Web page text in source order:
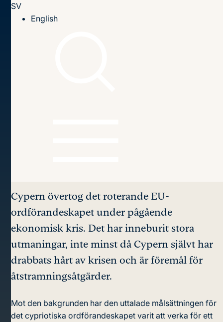
SV
English
Cypern övertog det roterande EU-
ordförandeskapet under pågående
ekonomisk kris. Det har inneburit stora
utmaningar, inte minst då Cypern självt har
drabbats hårt av krisen och är föremål för
åtstramningsåtgärder.
Mot den bakgrunden har den uttalade målsättningen för
det cypriotiska ordförandeskapet varit att verka för ett